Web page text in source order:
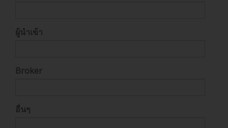
ผู้นำเข้า
Broker
อื่นๆ